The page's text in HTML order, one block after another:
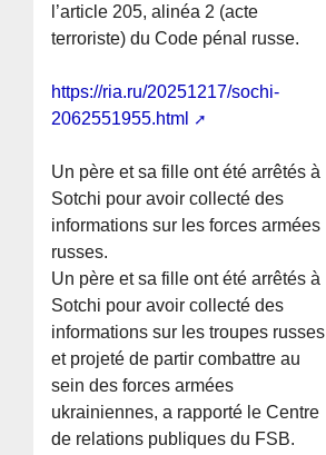
l’article 205, alinéa 2 (acte
terroriste) du Code pénal russe.
https://ria.ru/20251217/sochi-
2062551955.html
Un père et sa fille ont été arrêtés à
Sotchi pour avoir collecté des
informations sur les forces armées
russes.
Un père et sa fille ont été arrêtés à
Sotchi pour avoir collecté des
informations sur les troupes russes
et projeté de partir combattre au
sein des forces armées
ukrainiennes, a rapporté le Centre
de relations publiques du FSB.